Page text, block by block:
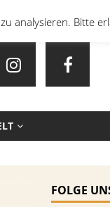
FOLGE
analysieren. Bitte